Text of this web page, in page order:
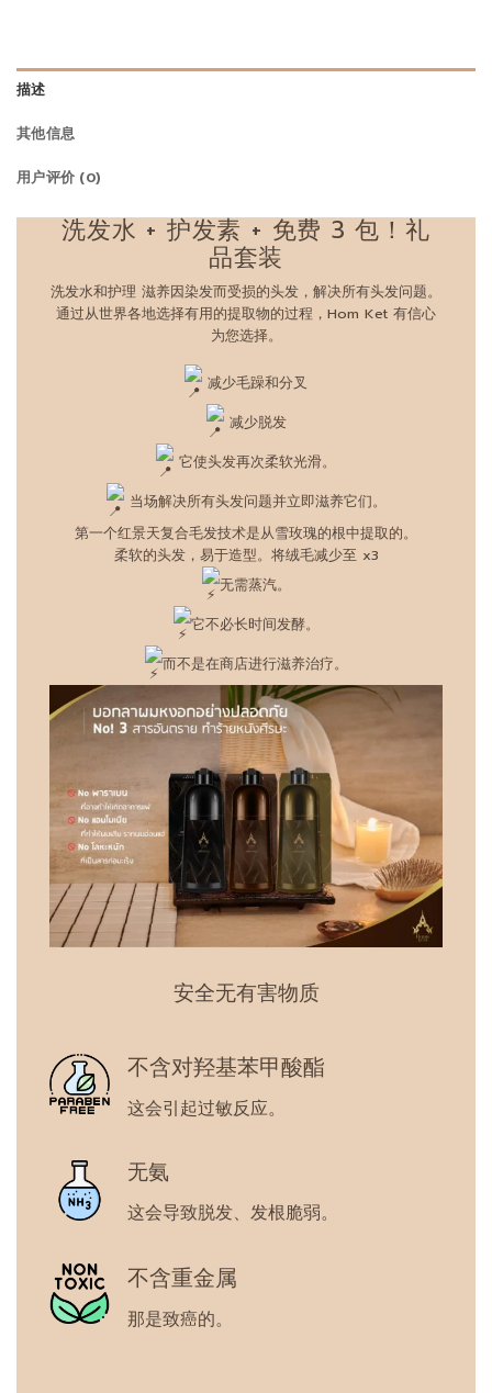
描述
其他信息
用户评价 (0)
洗发水 + 护发素 + 免费 3 包！礼
品套装
洗发水和护理 滋养因染发而受损的头发，解决所有头发问题。
通过从世界各地选择有用的提取物的过程，Hom Ket 有信心
为您选择。
减少毛躁和分叉
减少脱发
它使头发再次柔软光滑。
当场解决所有头发问题并立即滋养它们。
第一个红景天复合毛发技术是从雪玫瑰的根中提取的。
柔软的头发，易于造型。将绒毛减少至 x3
无需蒸汽。
它不必长时间发酵。
而不是在商店进行滋养治疗。
安全无有害物质
不含对羟基苯甲酸酯
这会引起过敏反应。
无氨
这会导致脱发、发根脆弱。
不含重金属
那是致癌的。